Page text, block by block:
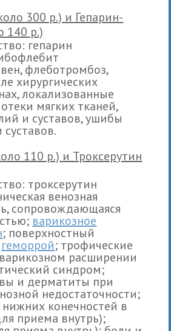
300 р.) и Гепарин-
140 р.)
гепарин
флеботромбоз,
хирургических
локализованные
мягких тканей,
и суставов, ушибы
110 р.) и Троксерутин
троксерутин
венозная
сопровождающаяся
варикозное
; поверхностный
геморрой; трофические
расширении
синдром;
и дерматиты при
недостаточности;
конечностей в
приема внутрь);